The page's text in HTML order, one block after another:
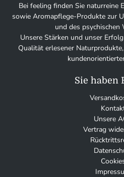
Bei feeling finden Sie naturreine
sowie Aromapflege-Produkte zur
und des psychischen
Unsere Stärken und unser
Qualität erlesener
Sie haben
Unsere
Vertrag